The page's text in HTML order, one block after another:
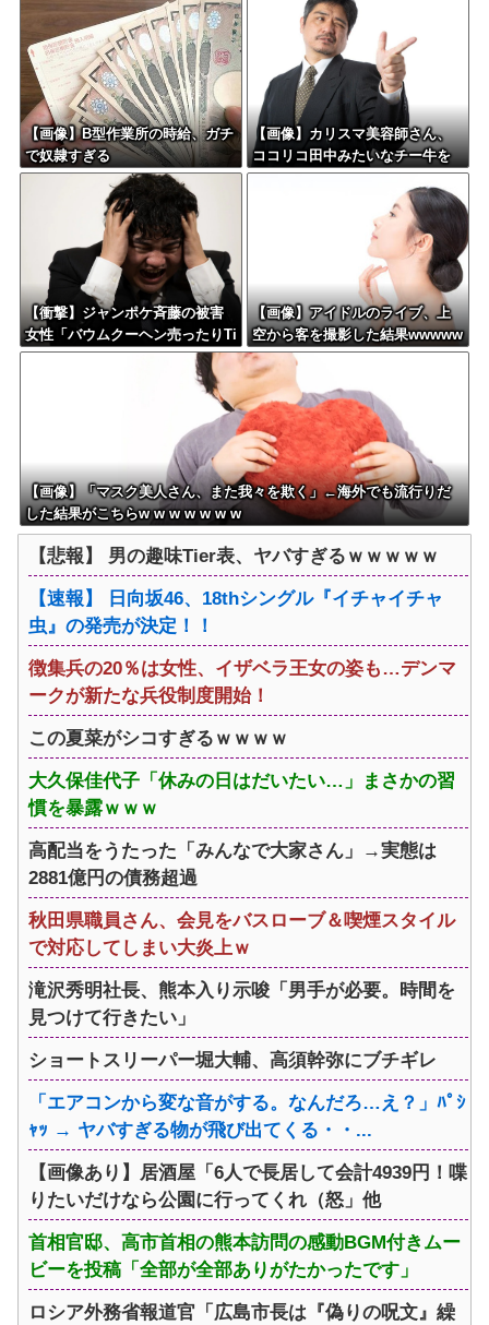
w w w w w w
【画像】B型作業所の時給、ガチ
で奴隷すぎる
【画像】カリスマ美容師さん、
ココリコ田中みたいなチー牛を
大変身させた結果がこちらw w w
【衝撃】ジャンポケ斉藤の被害
女性「バウムクーヘン売ったりTi
kTokライブしててムカついたか
ら示談しなかった」←コレって
【画像】アイドルのライブ、上
空から客を撮影した結果wwwww
ww
【画像】「マスク美人さん、また我々を欺く」←海外でも流行りだ
した結果がこちらw w w w w w w
【悲報】 男の趣味Tier表、ヤバすぎるｗｗｗｗｗ
【速報】 日向坂46、18thシングル『イチャイチャ
虫』の発売が決定！！
徴集兵の20％は女性、イザベラ王女の姿も…デンマ
ークが新たな兵役制度開始！
この夏菜がシコすぎるｗｗｗｗ
大久保佳代子「休みの日はだいたい…」まさかの習
慣を暴露ｗｗｗ
高配当をうたった「みんなで大家さん」→実態は
2881億円の債務超過
秋田県職員さん、会見をバスローブ＆喫煙スタイル
で対応してしまい大炎上ｗ
滝沢秀明社長、熊本入り示唆「男手が必要。時間を
見つけて行きたい」
ショートスリーパー堀大輔、高須幹弥にブチギレ
「エアコンから変な音がする。なんだろ…え？」ﾊﾟｼ
ｬｯ → ヤバすぎる物が飛び出てくる・・...
【画像あり】居酒屋「6人で長居して会計4939円！喋
りたいだけなら公園に行ってくれ（怒」他
首相官邸、高市首相の熊本訪問の感動BGM付きムー
ビーを投稿「全部が全部ありがたかったです」
ロシア外務省報道官「広島市長は『偽りの呪文』繰